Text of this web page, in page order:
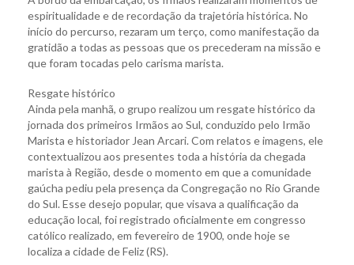
espiritualidade e de recordação da trajetória histórica. No
início do percurso, rezaram um terço, como manifestação da
gratidão a todas as pessoas que os precederam na missão e
que foram tocadas pelo carisma marista.
Resgate histórico
Ainda pela manhã, o grupo realizou um resgate histórico da
jornada dos primeiros Irmãos ao Sul, conduzido pelo Irmão
Marista e historiador Jean Arcari. Com relatos e imagens, ele
contextualizou aos presentes toda a história da chegada
marista à Região, desde o momento em que a comunidade
gaúcha pediu pela presença da Congregação no Rio Grande
do Sul. Esse desejo popular, que visava a qualificação da
educação local, foi registrado oficialmente em congresso
católico realizado, em fevereiro de 1900, onde hoje se
localiza a cidade de Feliz (RS).